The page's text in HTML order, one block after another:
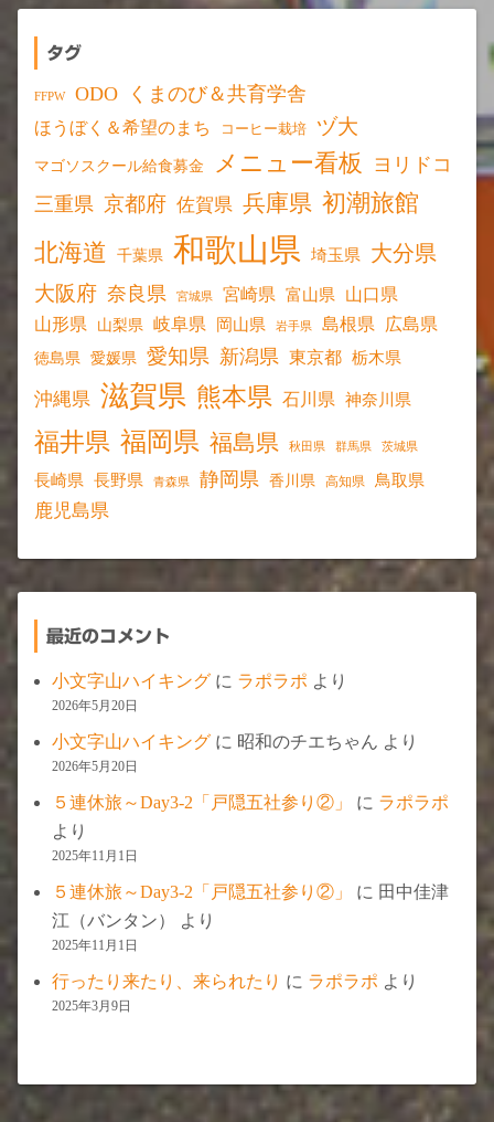
タグ
FFPW ODO くまのび＆共育学舎
ほうぼく＆希望のまち コーヒー栽培 ヅ大
マゴソスクール給食募金 メニュー看板
ヨリドコ
三重県 京都府 佐賀県 兵庫県 初潮旅館
北海道
千葉県 和歌山県 埼玉県 大分県
大阪府 奈良県 宮城県 宮崎県 富山県 山口県
山形県 山梨県 岐阜県 岡山県 岩手県 島根県 広島県
徳島県 愛媛県 愛知県 新潟県 東京都 栃木県
沖縄県 滋賀県 熊本県 石川県 神奈川県
福井県 福岡県 福島県 秋田県 群馬県 茨城県
長崎県 長野県 青森県 静岡県 香川県 高知県 鳥取県
鹿児島県
最近のコメント
小文字山ハイキング に ラポラポ より
2026年5月20日
小文字山ハイキング に 昭和のチエちゃん より
2026年5月20日
５連休旅～Day3-2「戸隠五社参り②」 に ラポラポ
より
2025年11月1日
５連休旅～Day3-2「戸隠五社参り②」 に 田中佳津
江（バンタン）
より
2025年11月1日
行ったり来たり、来られたり に ラポラポ より
2025年3月9日